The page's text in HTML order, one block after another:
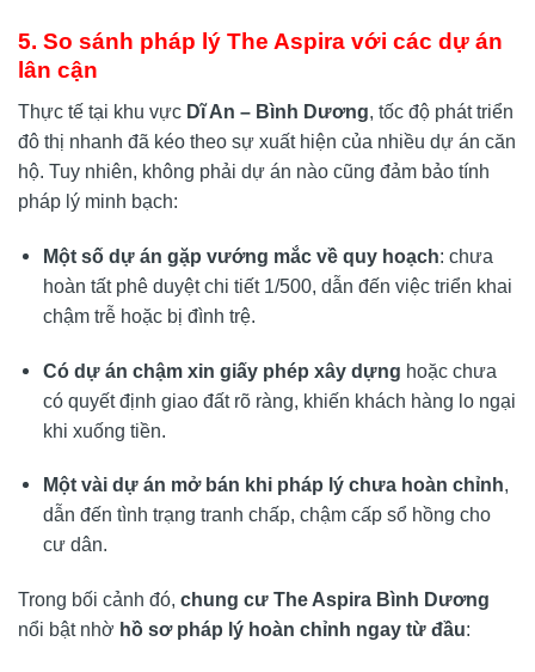
5. So sánh pháp lý The Aspira với các dự án
lân cận
Thực tế tại khu vực Dĩ An – Bình Dương, tốc độ phát triển
đô thị nhanh đã kéo theo sự xuất hiện của nhiều dự án căn
hộ. Tuy nhiên, không phải dự án nào cũng đảm bảo tính
pháp lý minh bạch:
Một số dự án gặp vướng mắc về quy hoạch: chưa
hoàn tất phê duyệt chi tiết 1/500, dẫn đến việc triển khai
chậm trễ hoặc bị đình trệ.
Có dự án chậm xin giấy phép xây dựng hoặc chưa
có quyết định giao đất rõ ràng, khiến khách hàng lo ngại
khi xuống tiền.
Một vài dự án mở bán khi pháp lý chưa hoàn chỉnh,
dẫn đến tình trạng tranh chấp, chậm cấp sổ hồng cho
cư dân.
Trong bối cảnh đó, chung cư The Aspira Bình Dương
nổi bật nhờ hồ sơ pháp lý hoàn chỉnh ngay từ đầu: